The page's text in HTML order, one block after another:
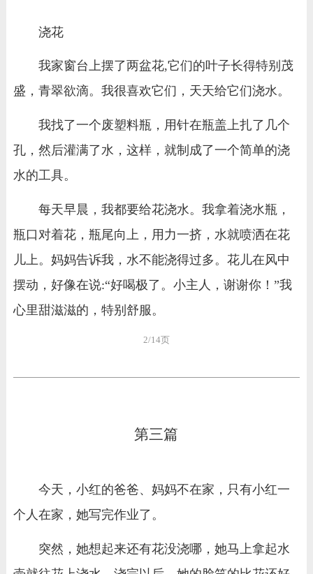
浇花
我家窗台上摆了两盆花,它们的叶子长得特别茂
盛，青翠欲滴。我很喜欢它们，天天给它们浇水。
我找了一个废塑料瓶，用针在瓶盖上扎了几个
孔，然后灌满了水，这样，就制成了一个简单的浇
水的工具。
每天早晨，我都要给花浇水。我拿着浇水瓶，
瓶口对着花，瓶尾向上，用力一挤，水就喷洒在花
儿上。妈妈告诉我，水不能浇得过多。花儿在风中
摆动，好像在说:“好喝极了。小主人，谢谢你！”我
心里甜滋滋的，特别舒服。
2/14页
第三篇
今天，小红的爸爸、妈妈不在家，只有小红一
个人在家，她写完作业了。
突然，她想起来还有花没浇哪，她马上拿起水